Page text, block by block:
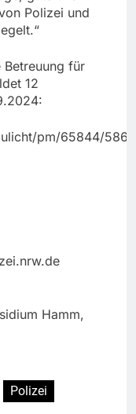
Polizei und
Betreuung für
12
pm/65844/
Hamm,
Polizei